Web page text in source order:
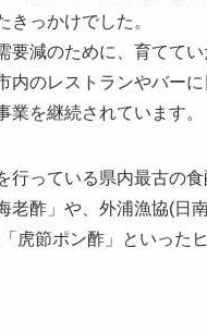
っかけでした。
減のために、育てて
内のレストランやバー
を継続されています。
行っている県内最古の
酢」や、外浦漁協(日
虎節ポン酢」といった